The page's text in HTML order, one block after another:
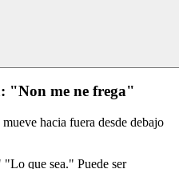
"Non me ne frega"
hacia fuera desde debajo
que sea." Puede ser